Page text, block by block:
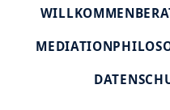
WILLKOMMEN
MEDIATION